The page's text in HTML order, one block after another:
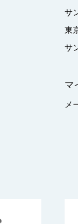
サ
東
サ
マ
メ